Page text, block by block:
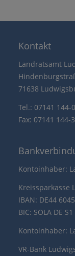
Kontakt
Landratsamt
71638
Tel.: 07141 144-0
Fax: 07141 144-
Kontoinhaber:
Kreissparkasse
IBAN: DE44
BIC: SOLA DE S1
Kontoinhaber:
VR-Bank